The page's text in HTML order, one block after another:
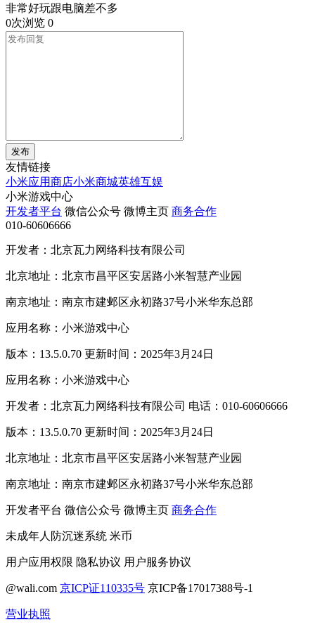
非常好玩跟电脑差不多
0次浏览 0
发布
友情链接
小米应用商店小米商城英雄互娱
小米游戏中心
开发者平台 微信公众号 微博主页 商务合作
010-60606666
开发者：北京瓦力网络科技有限公司
北京地址：北京市昌平区安居路小米智慧产业园
南京地址：南京市建邺区永初路37号小米华东总部
应用名称：小米游戏中心
版本：13.5.0.70 更新时间：2025年3月24日
应用名称：小米游戏中心
开发者：北京瓦力网络科技有限公司 电话：010-60606666
版本：13.5.0.70 更新时间：2025年3月24日
北京地址：北京市昌平区安居路小米智慧产业园
南京地址：南京市建邺区永初路37号小米华东总部
开发者平台 微信公众号 微博主页 商务合作
未成年人防沉迷系统 米币
用户应用权限 隐私协议 用户服务协议
@wali.com 京ICP证110335号 京ICP备17017388号-1
营业执照